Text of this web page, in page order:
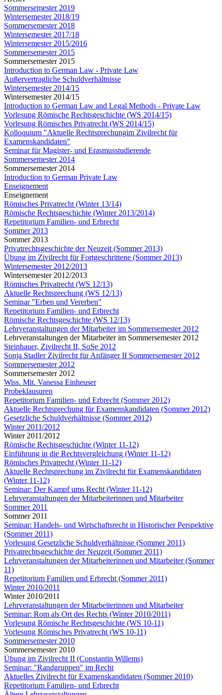
Sommersemester 2019
Wintersemester 2018/19
Sommersemester 2018
Wintersemester 2017/18
Wintersemester 2015/2016
Sommersemester 2015
Sommersemester 2015
Introduction to German Law - Private Law
Außervertragliche Schuldverhältnisse
Wintersemester 2014/15
Wintersemester 2014/15
Introduction to German Law and Legal Methods - Private Law
Vorlesung Römische Rechtsgeschichte (WS 2014/15)
Vorlesung Römisches Privatrecht (WS 2014/15)
Kolloquium "Aktuelle Rechtsprechungim Zivilrecht für
Examenskandidaten"
Seminar für Magister- und Erasmusstudierende
Sommersemester 2014
Sommersemester 2014
Introduction to German Private Law
Enseignement
Enseignement
Römisches Privatrecht (Winter 13/14)
Römische Rechtsgeschichte (Winter 2013/2014)
Repetitorium Familien- und Erbrecht
Sommer 2013
Sommer 2013
Privatrechtsgeschichte der Neuzeit (Sommer 2013)
Übung im Zivilrecht für Fortgeschrittene (Sommer 2013)
Wintersemester 2012/2013
Wintersemester 2012/2013
Römisches Privatrecht (WS 12/13)
Aktuelle Rechtsprechung (WS 12/13)
Seminar "Erben und Vererben"
Repetitorium Familien- und Erbrecht
Römische Rechtsgeschichte (WS 12/13)
Lehrveranstaltungen der Mitarbeiter im Sommersemester 2012
Lehrveranstaltungen der Mitarbeiter im Sommersemester 2012
Steinhauer, Zivilrecht II, SoSe 2012
Sonja Stadler Zivilrecht für Anfänger II Sommersemester 2012
Sommersemester 2012
Sommersemester 2012
Wiss. Mit. Vanessa Einheuser
Probeklausuren
Repetitorium Familien- und Erbrecht (Sommer 2012)
Aktuelle Rechtsprechung für Examenskandidaten (Sommer 2012)
Gesetzliche Schuldverhältnisse (Sommer 2012)
Winter 2011/2012
Winter 2011/2012
Römische Rechtsgeschichte (Winter 11-12)
Einführung in die Rechtsvergleichung (Winter 11-12)
Römisches Privatrecht (Winter 11-12)
Aktuelle Rechtsprechung im Zivilrecht für Examenskandidaten
(Winter 11-12)
Seminar: Der Kampf ums Recht (Winter 11-12)
Lehrveranstaltungen der Mitarbeiterinnen und Mitarbeiter
Sommer 2011
Sommer 2011
Seminar: Handels- und Wirtschaftsrecht in Historischer Perspektive
(Sommer 2011)
Vorlesung Gesetzliche Schuldverhältnisse (Sommer 2011)
Privatrechtsgeschichte der Neuzeit (Sommer 2011)
Lehrveranstaltungen der Mitarbeiterinnen und Mitarbeiter (Sommer
11)
Repetitorium Familien und Erbrecht (Sommer 2011)
Winter 2010/2011
Winter 2010/2011
Lehrveranstaltungen der Mitarbeiterinnen und Mitarbeiter
Seminar: Rom als Ort des Rechts (Winter 2010/2011)
Vorlesung Römische Rechtsgeschichte (WS 10-11)
Vorlesung Römisches Privatrecht (WS 10-11)
Sommersemester 2010
Sommersemester 2010
Übung im Zivilrecht II (Constantin Willems)
Seminar: "Randgruppen" im Recht
Aktuelles Zivilrecht für Examenskandidaten (Sommer 2010)
Repetitorium Familien- und Erbrecht